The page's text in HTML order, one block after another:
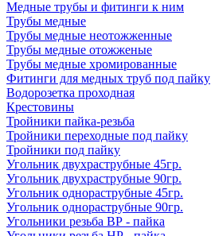
Медные трубы и фитинги к ним
Трубы медные
Трубы медные неотожженные
Трубы медные отожженые
Трубы медные хромированные
Фитинги для медных труб под пайку
Водорозетка проходная
Крестовины
Тройники пайка-резьба
Тройники переходные под пайку
Тройники под пайку
Угольник двухраструбные 45гр.
Угольник двухраструбные 90гр.
Угольник однораструбные 45гр.
Угольник однораструбные 90гр.
Угольники резьба ВР - пайка